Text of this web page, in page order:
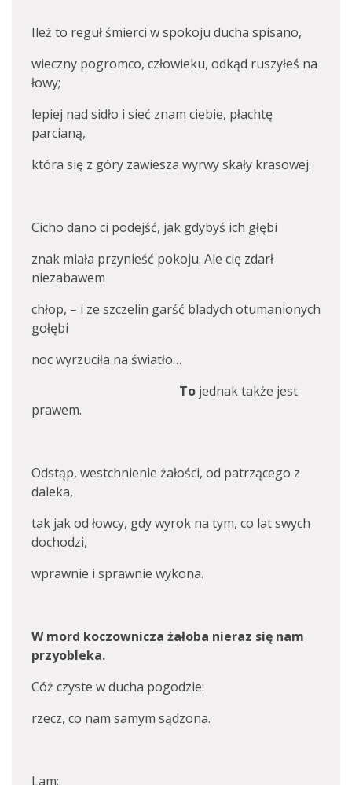
Ileż to reguł śmierci w spokoju ducha spisano,
wieczny pogromco, człowieku, odkąd ruszyłeś na
łowy;
lepiej nad sidło i sieć znam ciebie, płachtę
parcianą,
która się z góry zawiesza wyrwy skały krasowej.
Cicho dano ci podejść, jak gdybyś ich głębi
znak miała przynieść pokoju. Ale cię zdarł
niezabawem
chłop, – i ze szczelin garść bladych otumanionych
gołębi
noc wyrzuciła na światło…
To jednak także jest
prawem.
Odstąp, westchnienie żałości, od patrzącego z
daleka,
tak jak od łowcy, gdy wyrok na tym, co lat swych
dochodzi,
wprawnie i sprawnie wykona.
W mord koczownicza żałoba nieraz się nam
przyobleka.
Cóż czyste w ducha pogodzie:
rzecz, co nam samym sądzona.
Lam: